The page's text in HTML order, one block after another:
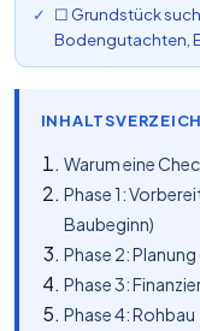
☐ Grundstück
Bodengutachten,
Warum eine
Phase 1:
Baubeginn)
Phase 2:
Phase 3:
Phase 4: Rohbau